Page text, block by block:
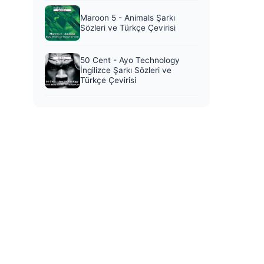
Maroon 5 - Animals Şarkı
Sözleri ve Türkçe Çevirisi
50 Cent - Ayo Technology
İngilizce Şarkı Sözleri ve
Türkçe Çevirisi